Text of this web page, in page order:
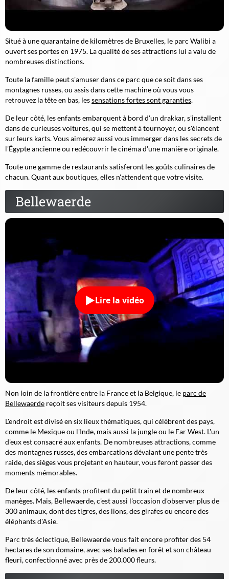
Situé à une quarantaine de kilomètres de Bruxelles, le parc Walibi a
ouvert ses portes en 1975. La qualité de ses attractions lui a valu de
nombreuses distinctions.
Toute la famille peut s'amuser dans ce parc que ce soit dans ses
montagnes russes, ou assis dans cette machine où vous vous
retrouvez la tête en bas, lessensations fortes sont garanties.
De leur côté, les enfants embarquent à bord d'un drakkar, s'installent
dans de curieuses voitures, qui se mettent à tournoyer, ou s'élancent
sur leurs karts. Vous aimerez aussi vous immerger dans les secrets de
l'Égypte ancienne ou redécouvrir le cinéma d'une manière originale.
Toute une gamme de restaurants satisferont les goûts culinaires de
chacun. Quant aux boutiques, elles n'attendent que votre visite.
Bellewaerde
Lire la vidéo
Non loin de la frontière entre la France et la Belgique, le parc de
Bellewaerde reçoit ses visiteurs depuis 1954.
L'endroit est divisé en six lieux thématiques, qui célèbrent des pays,
comme le Mexique ou l'Inde, mais aussi la jungle ou le Far West. L'un
d'eux est consacré aux enfants. De nombreuses attractions, comme
des montagnes russes, des embarcations dévalant une pente très
raide, des sièges vous projetant en hauteur, vous feront passer des
moments mémorables.
De leur côté, les enfants profitent du petit train et de nombreux
manèges. Mais, Bellewaerde, c'est aussi l'occasion d'observer plus de
300 animaux, dont des tigres, des lions, des girafes ou encore des
éléphants d'Asie.
Parc très éclectique, Bellewaerde vous fait encore profiter des 54
hectares de son domaine, avec ses balades en forêt et son château
fleuri, confectionné avec près de 200.000 fleurs.